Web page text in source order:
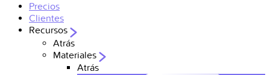
Precios
Clientes
Recursos
Atrás
Materiales
Atrás